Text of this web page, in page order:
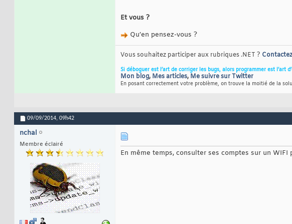
Et vous ?
Qu’en pensez-vous ?
Vous souhaitez participer aux rubriques .NET ?
Si déboguer est l’art de corriger les bugs, alors programmer est l’art
Mon blog, Mes articles, Me suivre sur Twitter
En posant correctement votre problème, on trouve la moitié de la
09/09/2014, 09h42
nchal
Membre éclairé
En même temps, consulter ses comptes sur un